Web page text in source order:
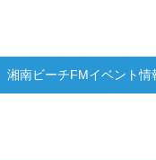
湘南ビーチFMイベント情